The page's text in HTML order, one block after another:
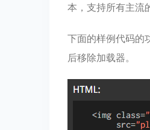
本，支持所有主流
下面的样例代码的
后移除加载器。